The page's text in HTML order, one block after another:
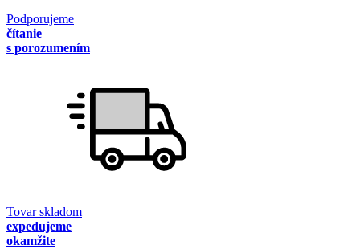
Podporujeme
čítanie
s porozumením
Tovar skladom
expedujeme
okamžite